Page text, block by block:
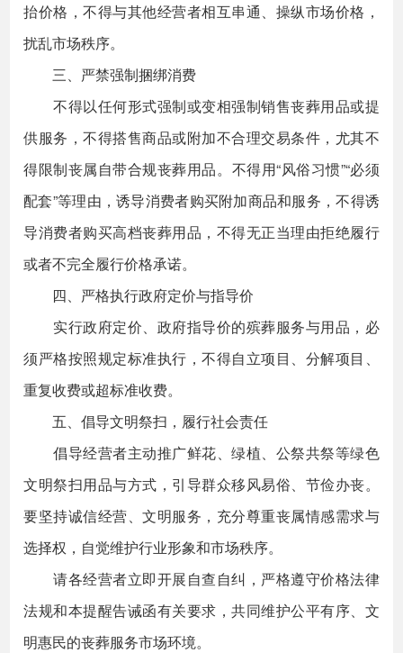
抬价格，不得与其他经营者相互串通、操纵市场价格，
扰乱市场秩序。
三、严禁强制捆绑消费
不得以任何形式强制或变相强制销售丧葬用品或提
供服务，不得搭售商品或附加不合理交易条件，尤其不
得限制丧属自带合规丧葬用品。不得用“风俗习惯”“必须
配套”等理由，诱导消费者购买附加商品和服务，不得诱
导消费者购买高档丧葬用品，不得无正当理由拒绝履行
或者不完全履行价格承诺。
四、严格执行政府定价与指导价
实行政府定价、政府指导价的殡葬服务与用品，必
须严格按照规定标准执行，不得自立项目、分解项目、
重复收费或超标准收费。
五、倡导文明祭扫，履行社会责任
倡导经营者主动推广鲜花、绿植、公祭共祭等绿色
文明祭扫用品与方式，引导群众移风易俗、节俭办丧。
要坚持诚信经营、文明服务，充分尊重丧属情感需求与
选择权，自觉维护行业形象和市场秩序。
请各经营者立即开展自查自纠，严格遵守价格法律
法规和本提醒告诫函有关要求，共同维护公平有序、文
明惠民的丧葬服务市场环境。